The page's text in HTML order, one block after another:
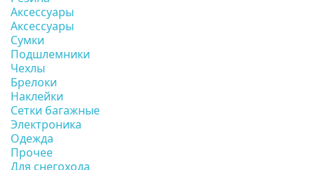
Аксессуары
Аксессуары
Сумки
Подшлемники
Чехлы
Брелоки
Наклейки
Сетки багажные
Электроника
Одежда
Прочее
Для снегохода